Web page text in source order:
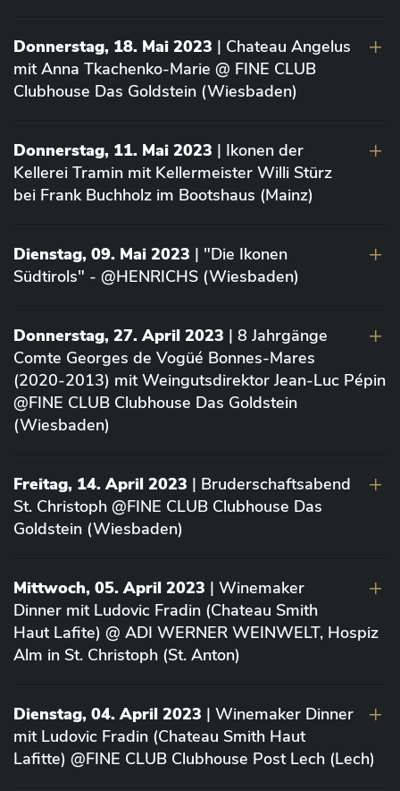
Donnerstag, 18. Mai 2023 | Chateau Angelus
mit Anna Tkachenko-Marie @ FINE CLUB
Clubhouse Das Goldstein (Wiesbaden)
Donnerstag, 11. Mai 2023 | Ikonen der
Kellerei Tramin mit Kellermeister Willi Stürz
bei Frank Buchholz im Bootshaus (Mainz)
Dienstag, 09. Mai 2023 | "Die Ikonen
Südtirols" - @HENRICHS (Wiesbaden)
Donnerstag, 27. April 2023 | 8 Jahrgänge
Comte Georges de Vogüé Bonnes-Mares
(2020-2013) mit Weingutsdirektor Jean-Luc Pépin
@FINE CLUB Clubhouse Das Goldstein
(Wiesbaden)
Freitag, 14. April 2023 | Bruderschaftsabend
St. Christoph @FINE CLUB Clubhouse Das
Goldstein (Wiesbaden)
Mittwoch, 05. April 2023 | Winemaker
Dinner mit Ludovic Fradin (Chateau Smith
Haut Lafite) @ ADI WERNER WEINWELT, Hospiz
Alm in St. Christoph (St. Anton)
Dienstag, 04. April 2023 | Winemaker Dinner
mit Ludovic Fradin (Chateau Smith Haut
Lafitte) @FINE CLUB Clubhouse Post Lech (Lech)